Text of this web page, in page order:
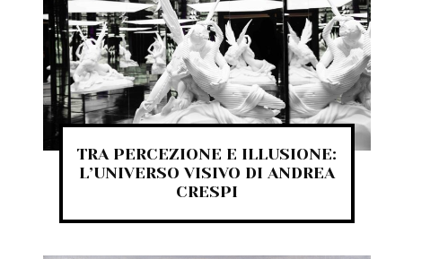
TRA PERCEZIONE E ILLUSIONE:
L’UNIVERSO VISIVO DI ANDREA
CRESPI